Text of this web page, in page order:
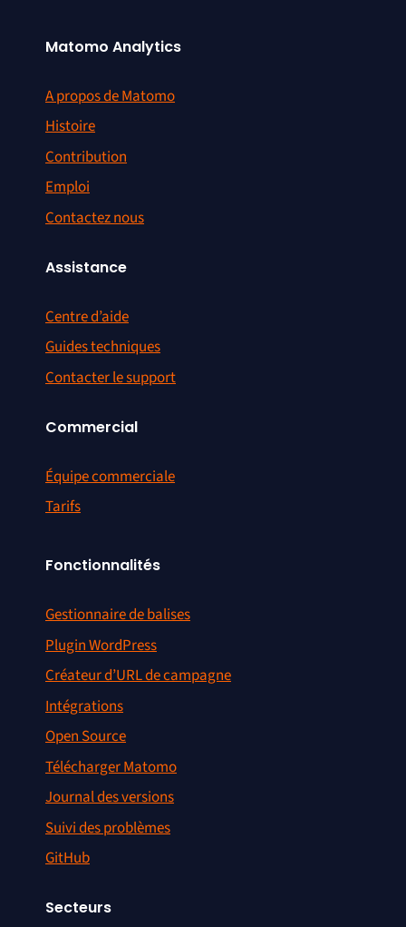
Matomo Analytics
A propos de Matomo
Histoire
Contribution
Emploi
Contactez nous
Assistance
Centre d’aide
Guides techniques
Contacter le support
Commercial
Équipe commerciale
Tarifs
Fonctionnalités
Gestionnaire de balises
Plugin WordPress
Créateur d’URL de campagne
Intégrations
Open Source
Télécharger Matomo
Journal des versions
Suivi des problèmes
GitHub
Secteurs